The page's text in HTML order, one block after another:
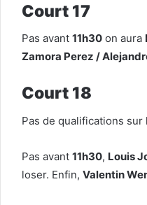
Court 17
Pas avant 11h30 on aura
Zamora Perez /
Court 18
Pas de qualifications
Pas avant 11h30, Louis
loser. Enfin, Valentin